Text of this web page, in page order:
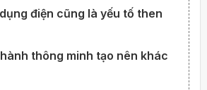
điện cũng là yếu tố then
thông minh tạo nên khác